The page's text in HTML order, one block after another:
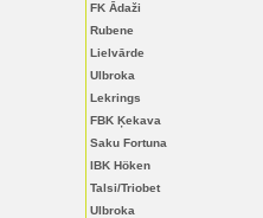
FK Ādaži
Rubene
Lielvārde
Ulbroka
Lekrings
FBK Ķekava
Saku Fortuna
IBK Höken
Talsi/Triobet
Ulbroka